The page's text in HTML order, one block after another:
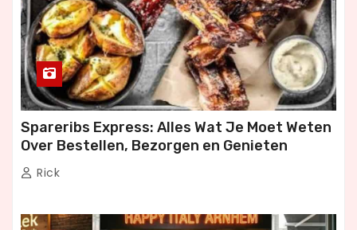
Spareribs Express: Alles Wat Je Moet Weten
Over Bestellen, Bezorgen en Genieten
Rick